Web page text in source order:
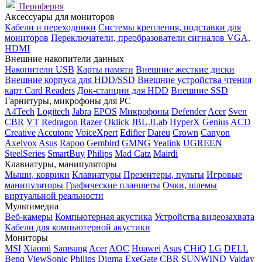
Периферия
Аксессуары для мониторов
Кабели и переходники Системы крепления, подставки для
мониторов Переключатели, преобразователи сигналов VGA,
HDMI
Внешние накопители данных
Накопители USB Карты памяти Внешние жесткие диски
Внешние корпуса для HDD/SSD Внешние устройства чтения
карт Card Readers Док-станции для HDD Внешние SSD
Гарнитуры, микрофоны для PC
A4Tech Logitech Jabra EPOS Микрофоны Defender Acer Sven
CBR VT Redragon Razer Oklick JBL JLab HyperX Genius ACD
Creative Accutone VoiceXpert Edifier Dareu Crown Canyon
Axelvox Asus Rapoo Gembird GMNG Yealink UGREEN
SteelSeries SmartBuy Philips Mad Catz Mairdi
Клавиатуры, манипуляторы
Мыши, коврики Клавиатуры Презентеры, пульты Игровые
манипуляторы Графические планшеты Очки, шлемы
виртуальной реальности
Мультимедиа
Веб-камеры Компьютерная акустика Устройства видеозахвата
Кабели для компьютерной акустики
Мониторы
MSI Xiaomi Samsung Acer AOC Huawei Asus CHiQ LG DELL
Benq ViewSonic Philips Digma ExeGate CBR SUNWIND Valday